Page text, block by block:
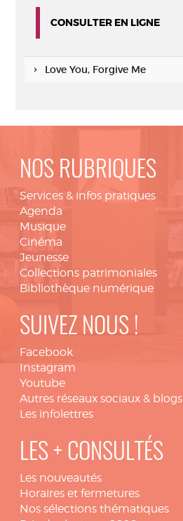
CONSULTER EN LIGNE
Love You, Forgive Me
NOS RUBRIQUES
Services & infos pratiques
Agenda
Musique
Cinéma
Jeunesse
Collections patrimoniales
Bibliothèque numérique
SUIVEZ NOUS !
Facebook
Instagram
Youtube
Autres réseaux sociaux & blogs
Les infolettres
LES + CONSULTÉS
Les nouveautés
Horaires et fermetures
Nos sélections thématiques